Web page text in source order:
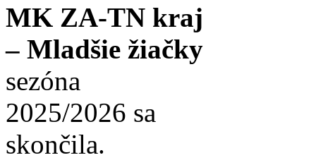
MK ZA-TN kraj
– Mladšie žiačky
sezóna
2025/2026 sa
skončila.